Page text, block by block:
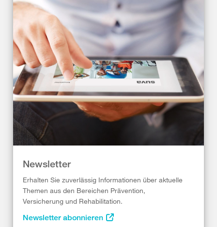
Newsletter
Erhalten Sie zuverlässig Informationen über aktuelle
Themen aus den Bereichen Prävention,
Versicherung und Rehabilitation.
Newsletter abonnieren